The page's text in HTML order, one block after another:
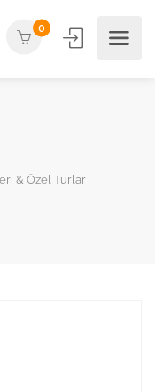
0
& Özel Turlar